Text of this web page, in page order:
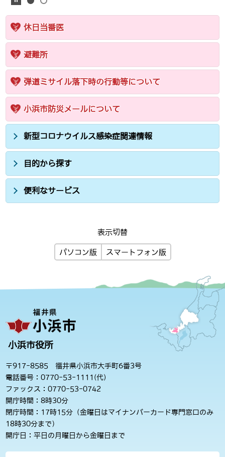
休日当番医
避難所
弾道ミサイル落下時の行動等について
小浜市防災メールについて
新型コロナウイルス感染症関連情報
目的から探す
便利なサービス
表示切替
パソコン版 スマートフォン版
小浜市役所
〒917-8585 福井県小浜市大手町6番3号
電話番号：0770-53-1111(代)
ファックス：0770-53-0742
開庁時間：8時30分
閉庁時間：17時15分（金曜日はマイナンバーカード専門窓口のみ
18時30分まで）
開庁日：平日の月曜日から金曜日まで